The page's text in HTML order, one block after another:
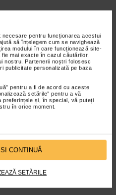
pentru funcționarea acestui
să înțelegem cum se navighează
modului în care funcționează site-
mai exacte în cazul căutărilor,
nostru. Partenerii noștri folosesc
publicitate personalizată pe baza
pentru a fi de acord cu aceste
setările” pentru a vă
preferințele și, în special, vă puteți
în orice moment.
CONTINUĂ
SETĂRILE
OprescuCustode al
di Venezia, giardini ...